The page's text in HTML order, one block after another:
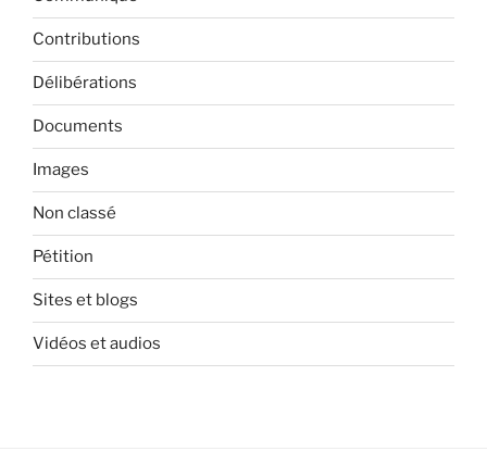
Contributions
Délibérations
Documents
Images
Non classé
Pétition
Sites et blogs
Vidéos et audios